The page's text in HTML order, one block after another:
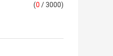
(0 / 3000)